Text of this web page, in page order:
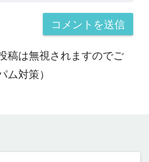
稿は無視されますのでご
対策）